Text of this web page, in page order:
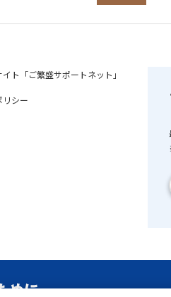
ト「ご繁盛サポートネット」
リシー